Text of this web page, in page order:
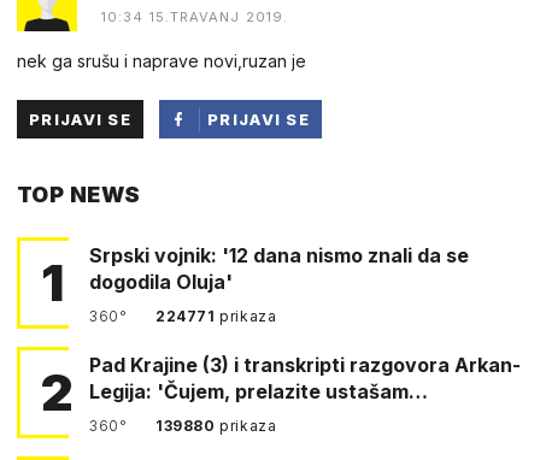
10:34 15.TRAVANJ 2019.
nek ga srušu i naprave novi,ruzan je
PRIJAVI SE
PRIJAVI SE
TOP NEWS
1
Srpski vojnik: '12 dana nismo znali da se
dogodila Oluja'
360° 224771prikaza
2
Pad Krajine (3) i transkripti razgovora Arkan-
Legija: 'Čujem, prelazite ustašam…
360° 139880prikaza